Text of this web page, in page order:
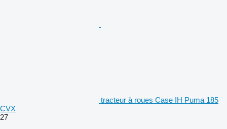
tracteur à roues Case IH Puma 185
CVX
27